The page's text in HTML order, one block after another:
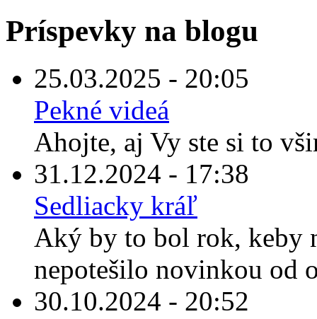
Príspevky na blogu
25.03.2025 - 20:05
Pekné videá
Ahojte, aj Vy ste si to
31.12.2024 - 17:38
Sedliacky kráľ
Aký by to bol rok, keby
nepotešilo novinkou od
30.10.2024 - 20:52